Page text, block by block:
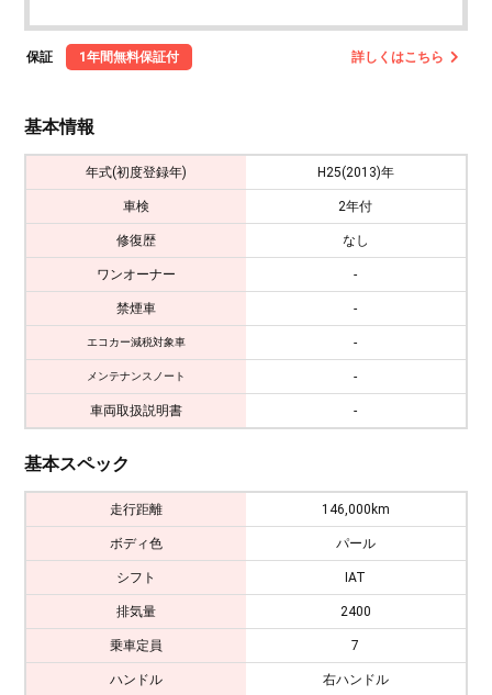
保証 1年間無料保証付 詳しくはこちら
基本情報
年式(初度登録年) H25(2013)年
車検 2年付
修復歴 なし
ワンオーナー -
禁煙車 -
エコカー減税対象車 -
メンテナンスノート -
車両取扱説明書 -
基本スペック
走行距離 146,000km
ボディ色 パール
シフト IAT
排気量 2400
乗車定員 7
ハンドル 右ハンドル